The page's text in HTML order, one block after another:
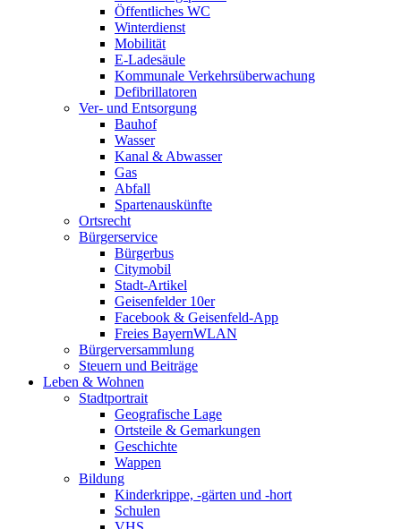
Öffentliches WC
Winterdienst
Mobilität
E-Ladesäule
Kommunale Verkehrsüberwachung
Defibrillatoren
Ver- und Entsorgung
Bauhof
Wasser
Kanal & Abwasser
Gas
Abfall
Spartenauskünfte
Ortsrecht
Bürgerservice
Bürgerbus
Citymobil
Stadt-Artikel
Geisenfelder 10er
Facebook & Geisenfeld-App
Freies BayernWLAN
Bürgerversammlung
Steuern und Beiträge
Leben & Wohnen
Stadtportrait
Geografische Lage
Ortsteile & Gemarkungen
Geschichte
Wappen
Bildung
Kinderkrippe, -gärten und -hort
Schulen